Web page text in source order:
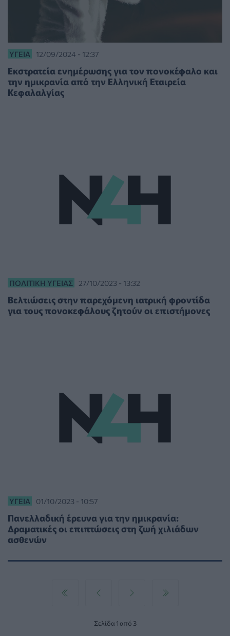
ΥΓΕΊΑ 12/09/2024 - 12:37
Εκστρατεία ενημέρωσης για τον πονοκέφαλο και
την ημικρανία από την Ελληνική Εταιρεία
Κεφαλαλγίας
ΠΟΛΙΤΙΚΉ ΥΓΕΊΑΣ 27/10/2023 - 13:32
Βελτιώσεις στην παρεχόμενη ιατρική φροντίδα
για τους πονοκεφάλους ζητούν οι επιστήμονες
ΥΓΕΊΑ 01/10/2023 - 10:57
Πανελλαδική έρευνα για την ημικρανία:
Δραματικές οι επιπτώσεις στη ζωή χιλιάδων
ασθενών
Σελίδα 1 από 3